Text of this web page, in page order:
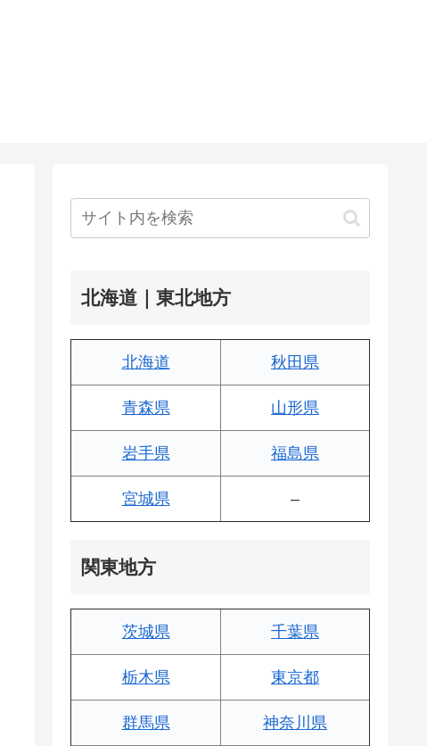
北海道｜東北地方
北海道 秋田県
青森県 山形県
岩手県 福島県
宮城県 –
関東地方
茨城県 千葉県
栃木県 東京都
群馬県 神奈川県